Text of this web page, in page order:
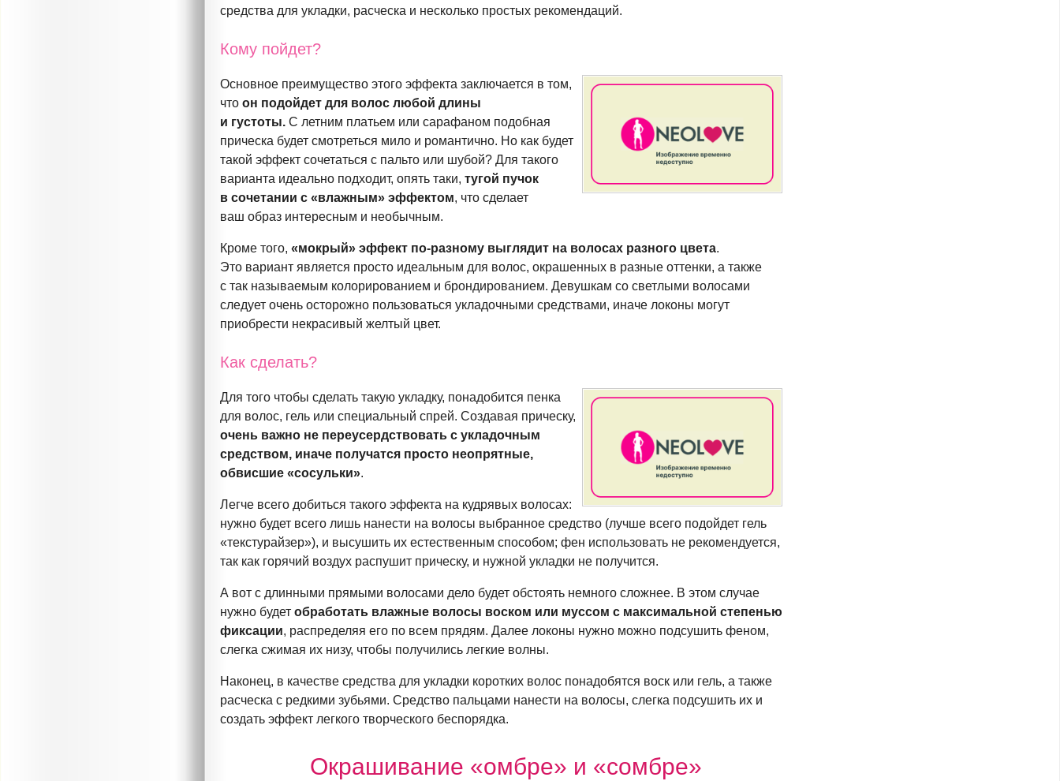
средства для укладки, расческа и несколько простых рекомендаций.
Кому пойдет?
Основное преимущество этого эффекта заключается в том,
чтоон подойдет для волос любой длины
и густоты. С летним платьем или сарафаном подобная
прическа будет смотреться мило и романтично. Но как будет
такой эффект сочетаться с пальто или шубой? Для такого
варианта идеально подходит, опять таки,тугой пучок
в сочетании с «влажным» эффектом, что сделает
ваш образ интересным и необычным.
Кроме того,«мокрый» эффект по-разному выглядит на волосах разного цвета.
Это вариант является просто идеальным для волос, окрашенных в разные оттенки, а также
с так называемым колорированием и брондированием. Девушкам со светлыми волосами
следует очень осторожно пользоваться укладочными средствами, иначе локоны могут
приобрести некрасивый желтый цвет.
Как сделать?
Для того чтобы сделать такую укладку, понадобится пенка
для волос, гель или специальный спрей. Создавая прическу,
очень важно не переусердствовать с укладочным
средством, иначе получатся просто неопрятные,
обвисшие «сосульки».
Легче всего добиться такого эффекта на кудрявых волосах:
нужно будет всего лишь нанести на волосы выбранное средство (лучше всего подойдет гель
«текстурайзер»), и высушить их естественным способом; фен использовать не рекомендуется,
так как горячий воздух распушит прическу, и нужной укладки не получится.
А вот с длинными прямыми волосами дело будет обстоять немного сложнее. В этом случае
нужно будетобработать влажные волосы воском или муссом с максимальной степенью
фиксации, распределяя его по всем прядям. Далее локоны нужно можно подсушить феном,
слегка сжимая их низу, чтобы получились легкие волны.
Наконец, в качестве средства для укладки коротких волос понадобятся воск или гель, а также
расческа с редкими зубьями. Средство пальцами нанести на волосы, слегка подсушить их и
создать эффект легкого творческого беспорядка.
Окрашивание «омбре» и «сомбре»